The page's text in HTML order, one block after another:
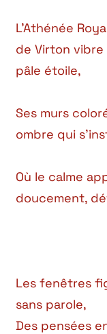
L’Athénée
de Virton vibre
pâle
Ses murs
ombre qui
Où le calme
doucement,
Les fenêtres
sans parole,
Des pensées